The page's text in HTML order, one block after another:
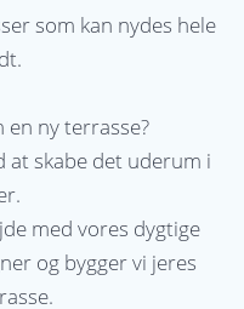
som kan nydes hele
ny terrasse?
at skabe det uderum i
med vores dygtige
og bygger vi jeres